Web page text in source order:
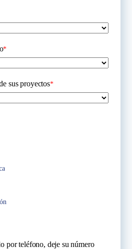
*
sus proyectos*
por teléfono, deje su número